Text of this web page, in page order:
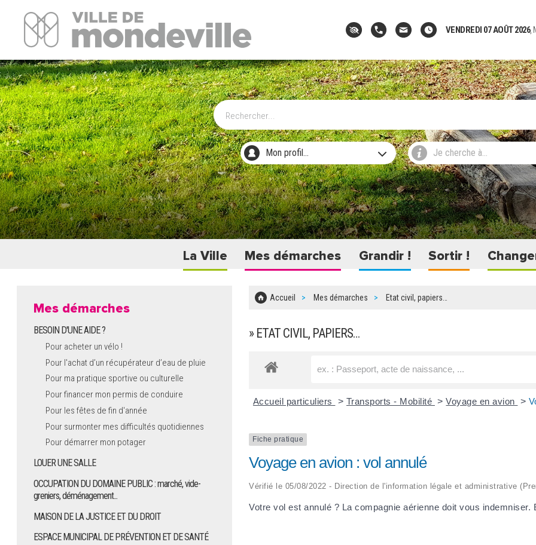
Site Officiel de la ville de Mondeville
VENDREDI 07 AOÛT 2026,
Mon profil... Je cherche à...
La Ville Mes démarches Grandir ! Sortir !
Accueil Mes démarches Etat civil, papiers…
» ETAT CIVIL, PAPIERS…
Accueil particuliers > Transports - Mobilité > Voyage en avion >
Fiche pratique
Voyage en avion : vol annulé
Vérifié le 05/08/2022 - Direction de l'information légale et administrative
Votre vol est annulé ? La compagnie aérienne doit vous
Mes démarches
BESOIN D'UNE AIDE ?
Pour acheter un vélo !
Pour l'achat d’un récupérateur d’eau de pluie
Pour ma pratique sportive ou culturelle
Pour financer mon permis de conduire
Pour les fêtes de fin d'année
Pour surmonter mes difficultés quotidiennes
Pour démarrer mon potager
LOUER UNE SALLE
OCCUPATION DU DOMAINE PUBLIC : marché, vide-
greniers, déménagement...
MAISON DE LA JUSTICE ET DU DROIT
ESPACE MUNICIPAL DE PRÉVENTION ET DE SANTÉ